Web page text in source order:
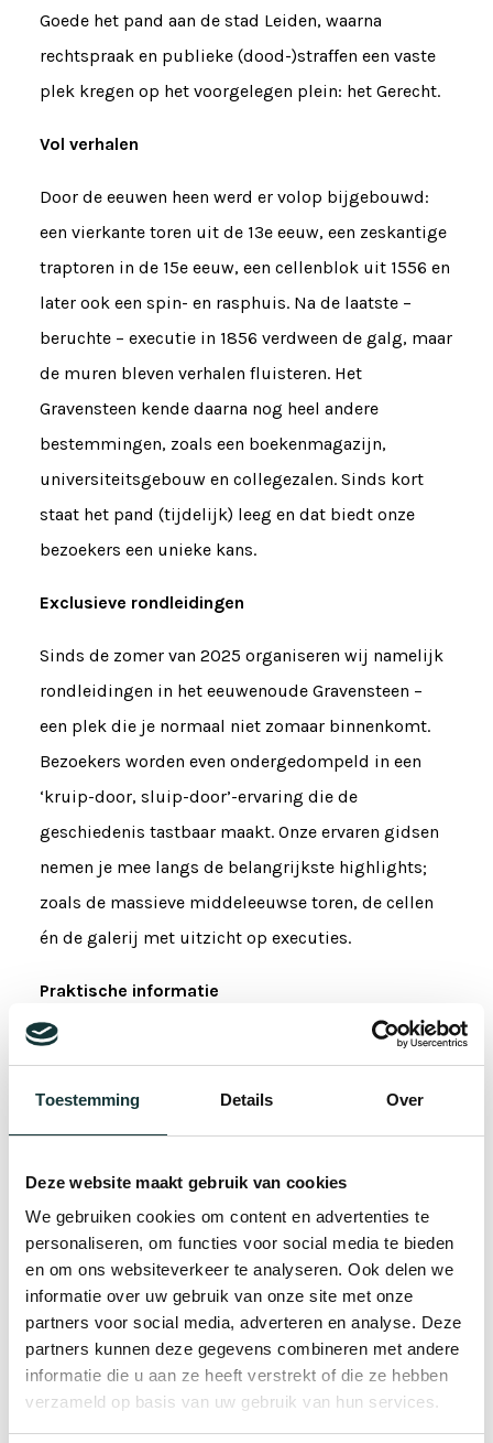
Toestemming Details Over
Deze website maakt gebruik van cookies
We gebruiken cookies om content en advertenties te
personaliseren, om functies voor social media te bieden
en om ons websiteverkeer te analyseren. Ook delen we
informatie over uw gebruik van onze site met onze
partners voor social media, adverteren en analyse. Deze
partners kunnen deze gegevens combineren met andere
informatie die u aan ze heeft verstrekt of die ze hebben
verzameld op basis van uw gebruik van hun services.
Goede het pand aan de stad Leiden, waarna
rechtspraak en publieke (dood-)straffen een vaste
plek kregen op het voorgelegen plein: het Gerecht.
Vol verhalen
Door de eeuwen heen werd er volop bijgebouwd:
een vierkante toren uit de 13e eeuw, een zeskantige
traptoren in de 15e eeuw, een cellenblok uit 1556 en
later ook een spin- en rasphuis. Na de laatste –
beruchte – executie in 1856 verdween de galg, maar
de muren bleven verhalen fluisteren. Het
Gravensteen kende daarna nog heel andere
bestemmingen, zoals een boekenmagazijn,
universiteitsgebouw en collegezalen. Sinds kort
staat het pand (tijdelijk) leeg en dat biedt onze
bezoekers een unieke kans.
Exclusieve rondleidingen
Sinds de zomer van 2025 organiseren wij namelijk
rondleidingen in het eeuwenoude Gravensteen –
een plek die je normaal niet zomaar binnenkomt.
Bezoekers worden even ondergedompeld in een
‘kruip-door, sluip-door’-ervaring die de
geschiedenis tastbaar maakt. Onze ervaren gidsen
nemen je mee langs de belangrijkste highlights;
zoals de massieve middeleeuwse toren, de cellen
én de galerij met uitzicht op executies.
Praktische informatie
zondag in de middag
minuten
Verzamelpunt: ingang Gravensteen,
Pieterskerkhof 6, Leiden
Deelnemers per groep:max. 10 per
rondleiding